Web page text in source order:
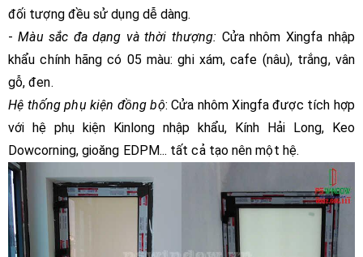
đối tượng đều sử dụng dễ dàng.
- Màu sắc đa dạng và thời thượng: Cửa nhôm Xingfa nhập
khẩu chính hãng có 05 màu: ghi xám, cafe (nâu), trắng, vân
gỗ, đen.
Hệ thống phụ kiện đồng bộ: Cửa nhôm Xingfa được tích hợp
với hệ phụ kiện Kinlong nhập khẩu, Kính Hải Long, Keo
Dowcorning, gioăng EDPM... tất cả tạo nên một hệ.